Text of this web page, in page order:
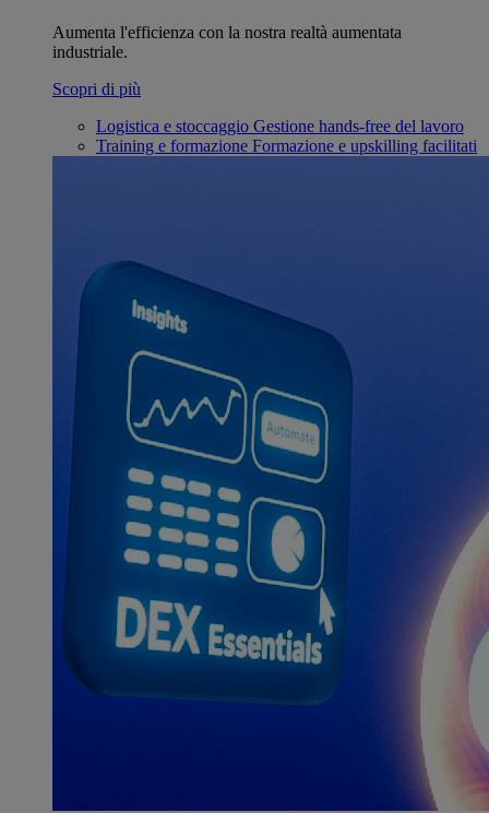
Aumenta l'efficienza con la nostra realtà aumentata
industriale.
Scopri di più
Logistica e stoccaggio Gestione hands-free del lavoro
Training e formazione Formazione e upskilling facilitati